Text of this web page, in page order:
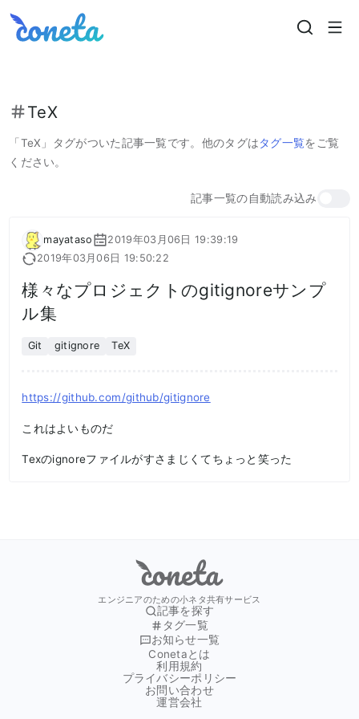
Coneta
TeX
「TeX 」タグがついた記事一覧です。 他のタグはタグ一覧をご覧
ください。
記事一覧の自動読み込み
mayataso
2019年03月06日 19:39:19
2019年03月06日 19:50:22
様々なプロジェクトのgitignoreサンプ
ル集
Git gitignore TeX
https://github.com/github/gitignore
これはよいものだ
Texのignoreファイルがすさまじくてちょっと笑った
Coneta
エンジニアのための小ネタ共有サービス
Conetaとは
利用規約
プライバシーポリシー
お問い合わせ
運営会社
記事を探す
タグ一覧
お知らせ一覧